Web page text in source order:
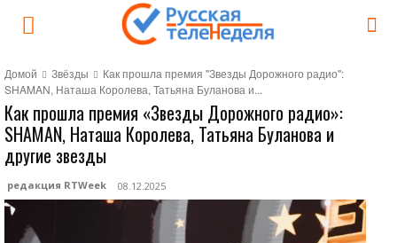
Домой Звёзды
Как прошла премия "Звезды Дорожного радио":
SHAMAN, Наташа Королева, Татьяна Буланова и...
Как прошла премия «Звезды Дорожного радио»:
SHAMAN, Наташа Королева, Татьяна Буланова и
другие звезды
редакция RTWeek 08.12.2025